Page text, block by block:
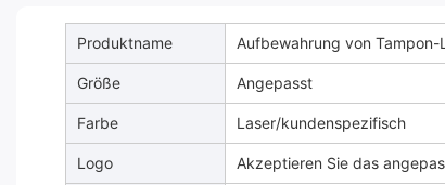
Produktname Aufbewahrung von
Größe Angepasst
Farbe Laser/kundenspezifisch
Logo Akzeptieren Sie das